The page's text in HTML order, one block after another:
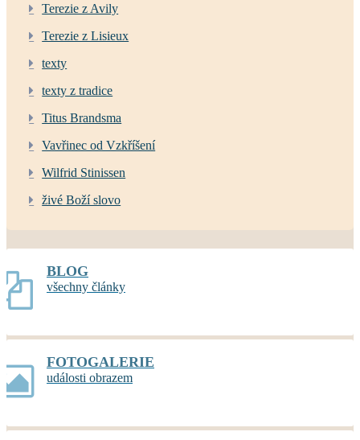
Terezie z Avily
Terezie z Lisieux
texty
texty z tradice
Titus Brandsma
Vavřinec od Vzkříšení
Wilfrid Stinissen
živé Boží slovo
BLOG
všechny články
FOTOGALERIE
události obrazem